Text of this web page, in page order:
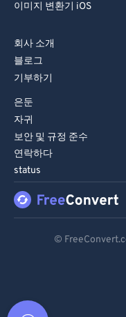
이미지 변환기 iOS
회사 소개
블로그
기부하기
은둔
자귀
보안 및 규정 준수
연락하다
status
©